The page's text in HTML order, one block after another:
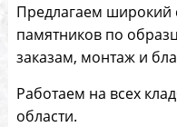
Предлагаем широкий
памятников по
заказам, монтаж и
Работаем на всех
области.